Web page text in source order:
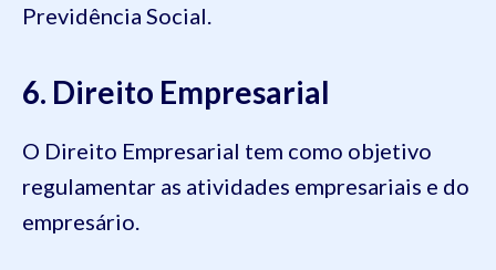
Previdência Social.
6. Direito Empresarial
O Direito Empresarial tem como objetivo
regulamentar as atividades empresariais e do
empresário.